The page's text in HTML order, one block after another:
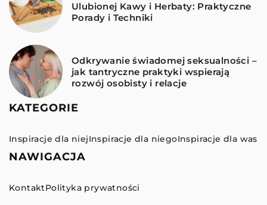
Ulubionej Kawy i Herbaty: Praktyczne
Porady i Techniki
Odkrywanie świadomej seksualności –
jak tantryczne praktyki wspierają
rozwój osobisty i relacje
KATEGORIE
Inspiracje dla niejInspiracje dla niegoInspiracje dla was
NAWIGACJA
KontaktPolityka prywatności